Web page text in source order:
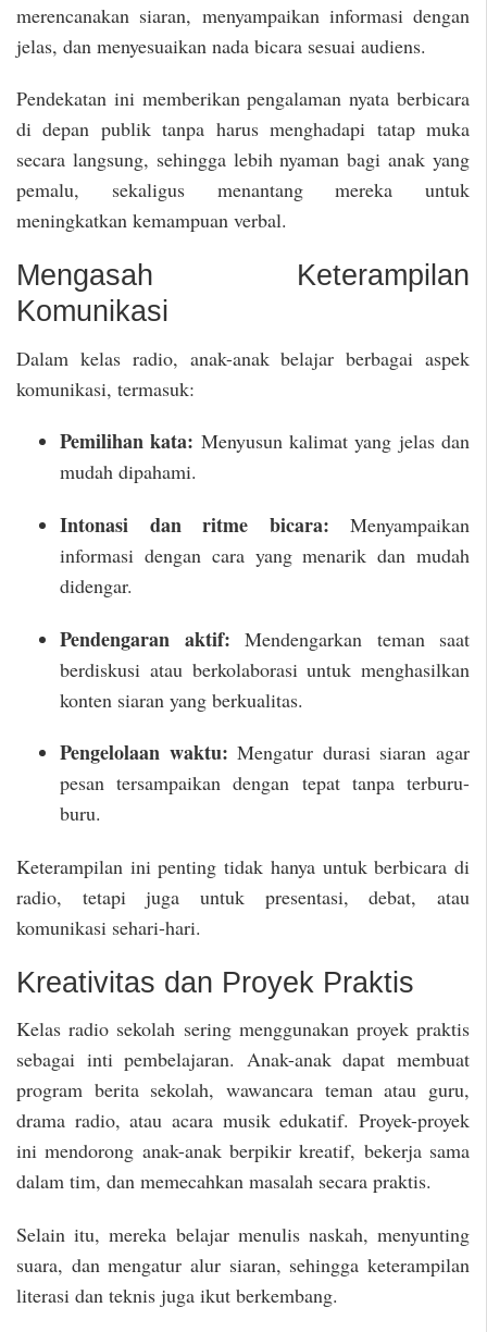
merencanakan siaran, menyampaikan informasi dengan
jelas, dan menyesuaikan nada bicara sesuai audiens.
Pendekatan ini memberikan pengalaman nyata berbicara
di depan publik tanpa harus menghadapi tatap muka
secara langsung, sehingga lebih nyaman bagi anak yang
pemalu, sekaligus menantang mereka untuk
meningkatkan kemampuan verbal.
Mengasah Keterampilan
Komunikasi
Dalam kelas radio, anak-anak belajar berbagai aspek
komunikasi, termasuk:
Pemilihan kata: Menyusun kalimat yang jelas dan
mudah dipahami.
Intonasi dan ritme bicara: Menyampaikan
informasi dengan cara yang menarik dan mudah
didengar.
Pendengaran aktif: Mendengarkan teman saat
berdiskusi atau berkolaborasi untuk menghasilkan
konten siaran yang berkualitas.
Pengelolaan waktu: Mengatur durasi siaran agar
pesan tersampaikan dengan tepat tanpa terburu-
buru.
Keterampilan ini penting tidak hanya untuk berbicara di
radio, tetapi juga untuk presentasi, debat, atau
komunikasi sehari-hari.
Kreativitas dan Proyek Praktis
Kelas radio sekolah sering menggunakan proyek praktis
sebagai inti pembelajaran. Anak-anak dapat membuat
program berita sekolah, wawancara teman atau guru,
drama radio, atau acara musik edukatif. Proyek-proyek
ini mendorong anak-anak berpikir kreatif, bekerja sama
dalam tim, dan memecahkan masalah secara praktis.
Selain itu, mereka belajar menulis naskah, menyunting
suara, dan mengatur alur siaran, sehingga keterampilan
literasi dan teknis juga ikut berkembang.